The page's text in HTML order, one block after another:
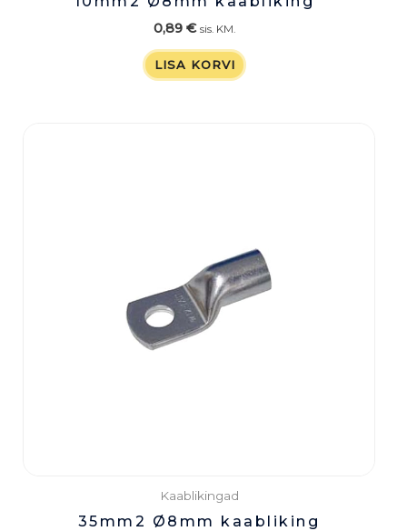
0,89 € sis. KM.
LISA KORVI
Kaablikingad
35mm2 Ø8mm kaabliking